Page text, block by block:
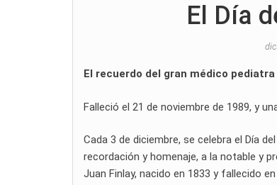
El Día
El recuerdo del gran médico
Falleció el 21 de noviembre de 1989, y
Cada 3 de diciembre, se celebra el Día
recordación y homenaje, a la notable y
Juan Finlay, nacido en 1833 y fallecido